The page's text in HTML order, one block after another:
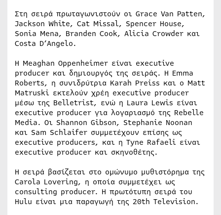
Στη σειρά πρωταγωνιστούν οι Grace Van Patten,
Jackson White, Cat Missal, Spencer House,
Sonia Mena, Branden Cook, Alicia Crowder και
Costa D’Angelo.
Η Meaghan Oppenheimer είναι executive
producer και δημιουργός της σειράς. Η Emma
Roberts, η συνιδρύτρια Karah Preiss και ο Matt
Matruski εκτελούν χρέη executive producer
μέσω της Belletrist, ενώ η Laura Lewis είναι
executive producer για λογαριασμό της Rebelle
Media. Οι Shannon Gibson, Stephanie Noonan
και Sam Schlaifer συμμετέχουν επίσης ως
executive producers, και η Tyne Rafaeli είναι
executive producer και σκηνοθέτης.
Η σειρά βασίζεται στο ομώνυμο μυθιστόρημα της
Carola Lovering, η οποία συμμετέχει ως
consulting producer. Η πρωτότυπη σειρά του
Hulu είναι μια παραγωγή της 20th Television.